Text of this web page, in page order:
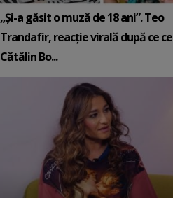
„Și-a găsit o muză de 18 ani”. Teo
Trandafir, reacție virală după ce ce
Cătălin Bo...